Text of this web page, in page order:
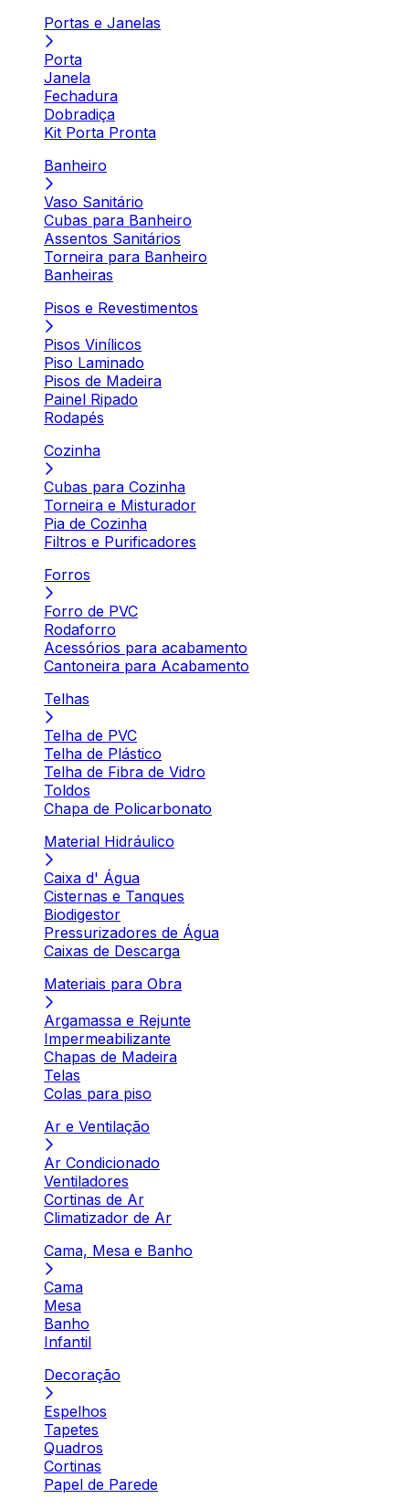
Portas e Janelas
Porta
Janela
Fechadura
Dobradiça
Kit Porta Pronta
Banheiro
Vaso Sanitário
Cubas para Banheiro
Assentos Sanitários
Torneira para Banheiro
Banheiras
Pisos e Revestimentos
Pisos Vinílicos
Piso Laminado
Pisos de Madeira
Painel Ripado
Rodapés
Cozinha
Cubas para Cozinha
Torneira e Misturador
Pia de Cozinha
Filtros e Purificadores
Forros
Forro de PVC
Rodaforro
Acessórios para acabamento
Cantoneira para Acabamento
Telhas
Telha de PVC
Telha de Plástico
Telha de Fibra de Vidro
Toldos
Chapa de Policarbonato
Material Hidráulico
Caixa d' Água
Cisternas e Tanques
Biodigestor
Pressurizadores de Água
Caixas de Descarga
Materiais para Obra
Argamassa e Rejunte
Impermeabilizante
Chapas de Madeira
Telas
Colas para piso
Ar e Ventilação
Ar Condicionado
Ventiladores
Cortinas de Ar
Climatizador de Ar
Cama, Mesa e Banho
Cama
Mesa
Banho
Infantil
Decoração
Espelhos
Tapetes
Quadros
Cortinas
Papel de Parede